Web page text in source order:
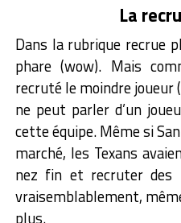
La
Dans la rubrique recrue
phare (wow). Mais
recruté le moindre joueur
ne peut parler d’un
cette équipe. Même si
marché, les Texans
nez fin et recruter des
vraisemblablement,
plus.